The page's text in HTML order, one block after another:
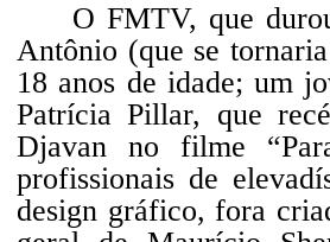
O FMTV, que
Antônio (que se
18 anos de idade; um
Patrícia Pillar, que
Djavan no filme
profissionais de
design gráfico, fora